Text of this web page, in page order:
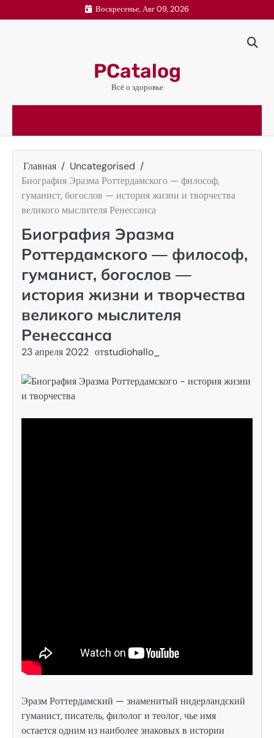
к
Воскресенье, Авг 09, 2026
PCatalog
Всё о здоровье
Главная
Uncategorised
Биография Эразма Роттердамского — философ,
гуманист, богослов — история жизни и творчества
великого мыслителя Ренессанса
Биография Эразма
Роттердамского — философ,
гуманист, богослов —
история жизни и творчества
великого мыслителя
Ренессанса
23 апреля 2022 отstudiohallo_
Эразм Роттердамский — знаменитый нидерландский
гуманист, писатель, филолог и теолог, чье имя
остается одним из наиболее знаковых в истории